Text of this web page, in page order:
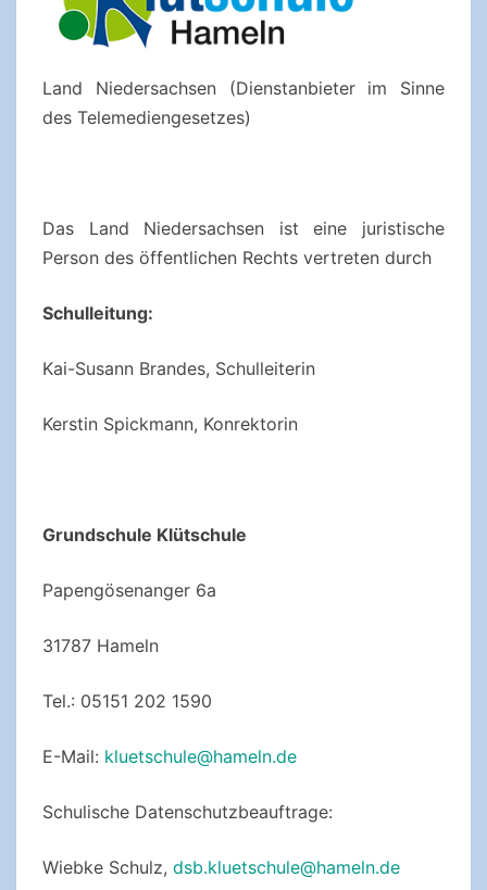
Land Niedersachsen (Dienstanbieter im Sinne
des Telemediengesetzes)
Das Land Niedersachsen ist eine juristische
Person des öffentlichen Rechts vertreten durch
Schulleitung:
Kai-Susann Brandes, Schulleiterin
Kerstin Spickmann, Konrektorin
Grundschule Klütschule
Papengösenanger 6a
31787 Hameln
Tel.: 05151 202 1590
E-Mail: kluetschule@hameln.de
Schulische Datenschutzbeauftrage:
Wiebke Schulz, dsb.kluetschule@hameln.de